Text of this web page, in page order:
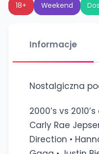
18+ Weekend
Informacje
Nostalgiczna
2000’s vs
Carly Rae
Direction •